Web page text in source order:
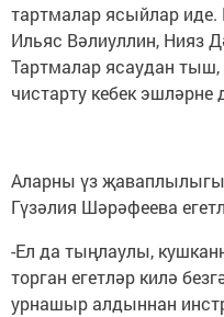
тартмалар ясыйлар
Ильяс Вәлиуллин, Нияз
Тартмалар ясаудан тыш,
чистарту кебек эшләрне
Аларны үз
Гүзәлия Шәрәфеева
-Ел да тыңлаулы,
торган егетләр килә
урнашыр алдыннан